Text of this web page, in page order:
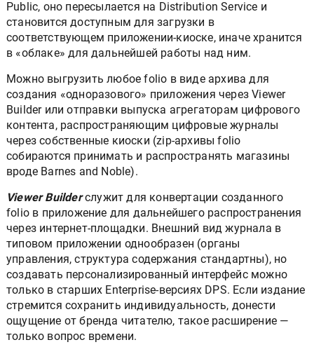
Public, оно пересылается на Distribution Service и
становится доступным для загрузки в
соответствующем приложении-киоске, иначе хранится
в «облаке» для дальнейшей работы над ним.
Можно выгрузить любое folio в виде архива для
создания «одноразового» приложения через Viewer
Builder или отправки выпуска агрегаторам цифрового
контента, распространяющим цифровые журналы
через собственные киоски (zip-архивы folio
собираются принимать и распространять магазины
вроде Barnes and Noble).
Viewer Builderслужит для конвертации созданного
folio в приложение для дальнейшего распространения
через интернет-площадки. Внешний вид журнала в
типовом приложении однообразен (органы
управления, структура содержания стандартны), но
создавать персонализированный интерфейс можно
только в старших Enterprise-версиях DPS. Если издание
стремится сохранить индивидуальность, донести
ощущение от бренда читателю, такое расширение —
только вопрос времени.